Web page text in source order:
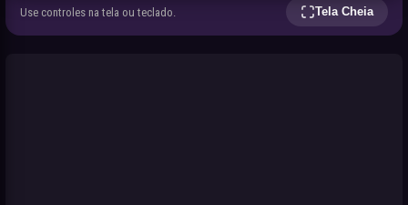
Use controles na tela ou teclado. Tela Cheia